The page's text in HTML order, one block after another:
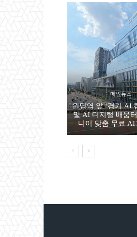
메인뉴스
원당역 앞 ‘경기 AI
및 AI 디지털 배움
니어 맞춤 무료 AI